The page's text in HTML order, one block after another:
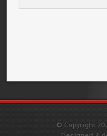
© Copyright